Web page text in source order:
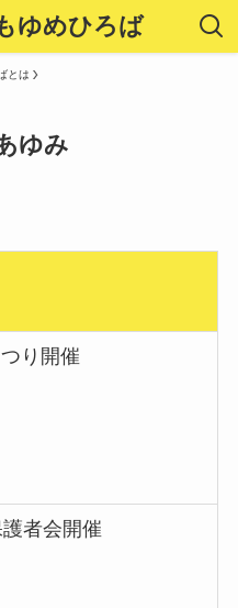
ゆめひろば
とは
ゆみ
り開催
者会開催